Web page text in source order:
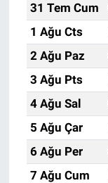
31 Tem Cum
1 Ağu Cts
2 Ağu Paz
3 Ağu Pts
4 Ağu Sal
5 Ağu Çar
6 Ağu Per
7 Ağu Cum